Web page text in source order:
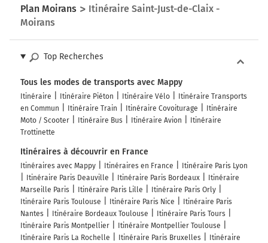
Plan Moirans
Itinéraire Saint-Just-de-Claix -
Moirans
Top Recherches
Tous les modes de transports avec Mappy
Itinéraire Itinéraire Piéton Itinéraire Vélo
Itinéraire Transports
en Commun
Itinéraire Train Itinéraire Covoiturage
Itinéraire
Moto / Scooter
Itinéraire Bus Itinéraire Avion
Itinéraire
Trottinette
Itinéraires à découvrir en France
Itinéraires avec Mappy Itinéraires en France
Itinéraire Paris Lyon
Itinéraire Paris Deauville
Itinéraire Paris Bordeaux
Itinéraire
Marseille Paris
Itinéraire Paris Lille
Itinéraire Paris Orly
Itinéraire Paris Toulouse
Itinéraire Paris Nice
Itinéraire Paris
Nantes
Itinéraire Bordeaux Toulouse
Itinéraire Paris Tours
Itinéraire Paris Montpellier
Itinéraire Montpellier Toulouse
Itinéraire Paris La Rochelle
Itinéraire Paris Bruxelles
Itinéraire